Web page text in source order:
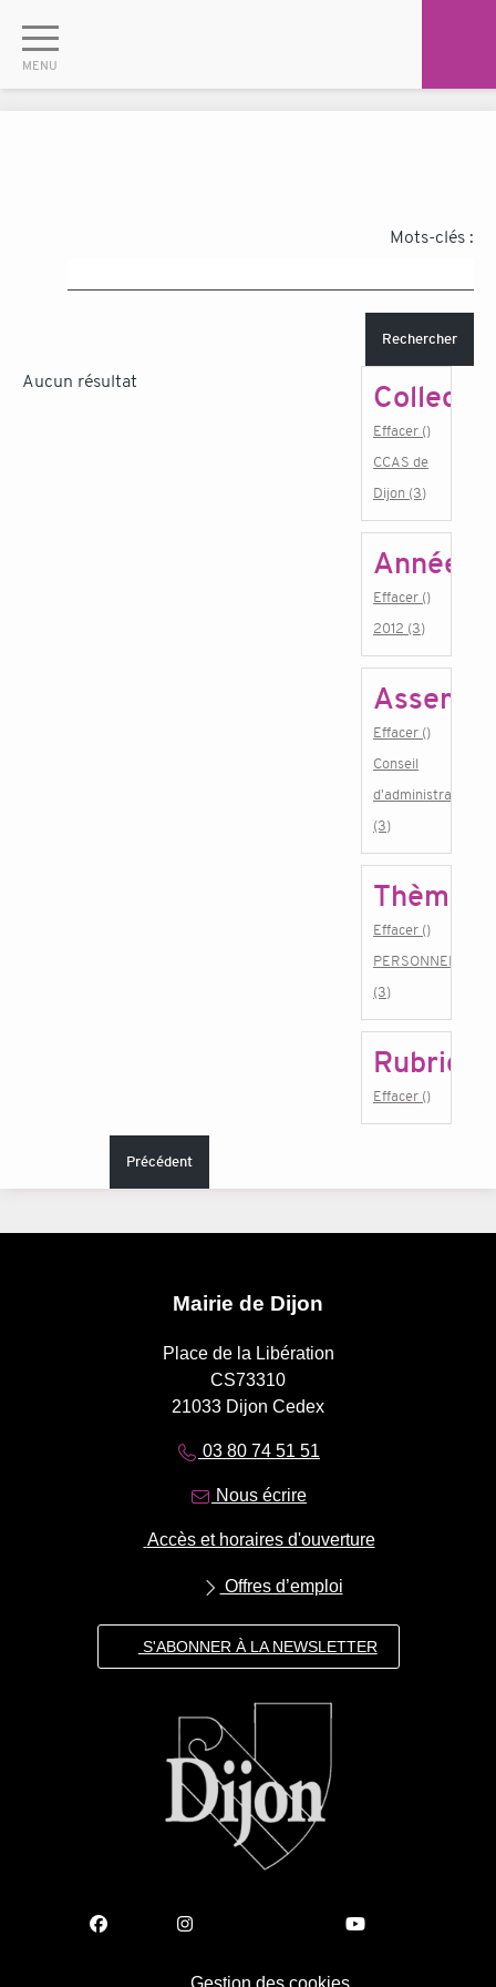
Mots-clés :
Rechercher
Aucun résultat
Effacer ()
CCAS de
Dijon (3)
Année
Effacer ()
2012 (3)
Effacer ()
Conseil
d'administration
(3)
Thème
Effacer ()
PERSONNEL
(3)
Rubrique
Effacer ()
Précédent
Mairie de Dijon
Place de la Libération
CS73310
21033 Dijon Cedex
03 80 74 51 51
Nous écrire
Accès et horaires d'ouverture
Offres d’emploi
S'ABONNER À LA NEWSLETTER
Gestion des cookies